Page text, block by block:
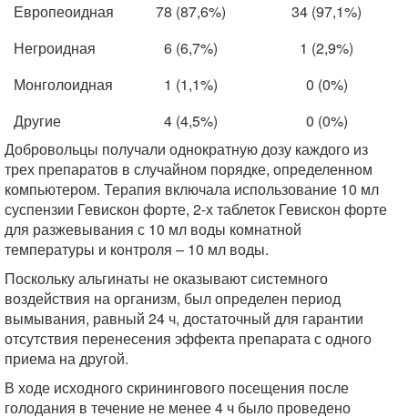
Европеоидная
78 (87,6%)
34 (97,1%)
Негроидная
6 (6,7%)
1 (2,9%)
Монголоидная
1 (1,1%)
0 (0%)
Другие
4 (4,5%)
0 (0%)
Добровольцы получали однократную дозу каждого из
трех препаратов в случайном порядке, определенном
компьютером. Терапия включала использование 10 мл
суспензии Гевискон форте, 2-х таблеток Гевискон форте
для разжевывания с 10 мл воды комнатной
температуры и контроля – 10 мл воды.
Поскольку альгинаты не оказывают системного
воздействия на организм, был определен период
вымывания, равный 24 ч, достаточный для гарантии
отсутствия перенесения эффекта препарата с одного
приема на другой.
В ходе исходного скринингового посещения после
голодания в течение не менее 4 ч было проведено